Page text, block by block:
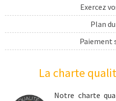
Exercez
Plan
Paiement
cadeau
coffret
La charte
Notre charte